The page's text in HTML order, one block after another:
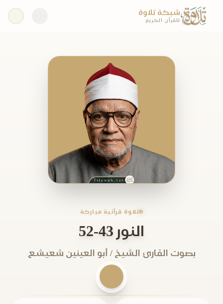
شبكة تلاوة
للقرآن الكريم
تلاوة قرآنية مباركة
النور 43-52
بصوت القارئ الشيخ / أبو العينين شعيشع